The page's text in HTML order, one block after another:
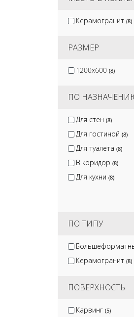
Керамогранит (8)
РАЗМЕР
1200x600 (8)
ПО
Для стен (8)
Для гостиной (8)
Для туалета (8)
В коридор (8)
Для кухни (8)
ПО ТИПУ
Керамогранит (8)
ПОВЕРХНОСТЬ
Карвинг (5)